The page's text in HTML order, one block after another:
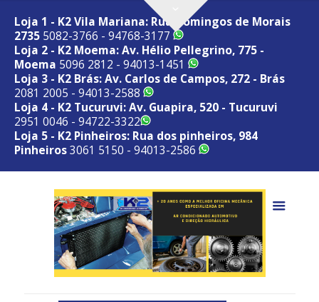
Loja 1 - K2 Vila Mariana: Rua Domingos de Morais
2735 5082-3766 - 94768-3177
Loja 2 - K2 Moema: Av. Hélio Pellegrino, 775 -
Moema 5096 2812 - 94013-1451
Loja 3 - K2 Brás: Av. Carlos de Campos, 272 - Brás
2081 2005 - 94013-2588
Loja 4 - K2 Tucuruvi: Av. Guapira, 520 - Tucuruvi
2951 0046 - 94722-3322
Loja 5 - K2 Pinheiros: Rua dos pinheiros, 984
Pinheiros3061 5150 - 94013-2586